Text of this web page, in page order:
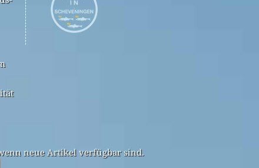
neue Artikel verfügbar sind.